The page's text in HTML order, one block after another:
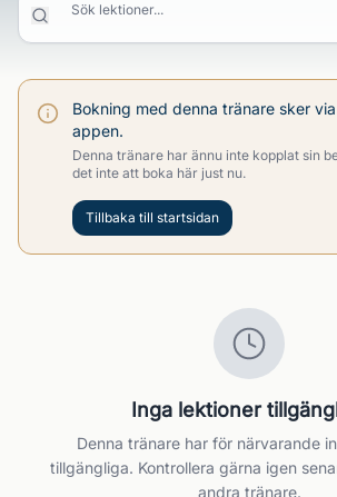
Sök lektioner...
Bokning med denna tränare sker
appen.
Denna tränare har ännu inte kopplat sin
det inte att boka här just nu.
Tillbaka till startsidan
Inga lektioner
Denna tränare har för närvarande
tillgängliga. Kontrollera gärna igen
andra tränare.